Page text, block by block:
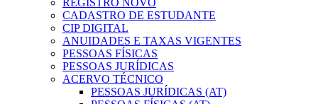
REGISTRO NOVO
CADASTRO DE ESTUDANTE
CIP DIGITAL
ANUIDADES E TAXAS VIGENTES
PESSOAS FÍSICAS
PESSOAS JURÍDICAS
ACERVO TÉCNICO
PESSOAS JURÍDICAS (AT)